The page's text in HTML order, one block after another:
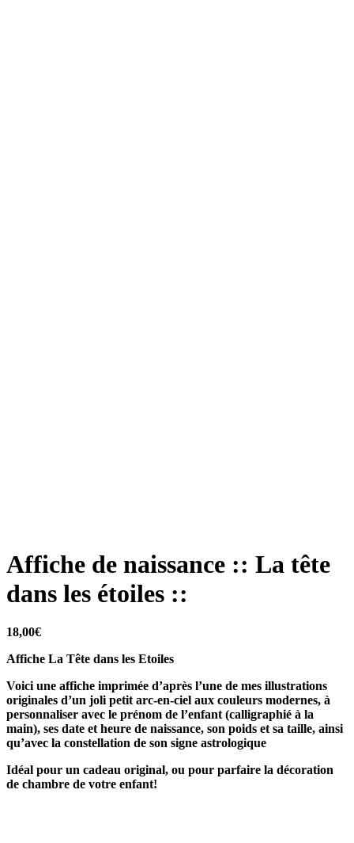
Affiche de naissance :: La tête
dans les étoiles ::
18,00€
Affiche La Tête dans les Etoiles
Voici une affiche imprimée d’après l’une de mes illustrations
originales d’un joli petit arc-en-ciel aux couleurs modernes, à
personnaliser avec le prénom de l’enfant (calligraphié à la
main), ses date et heure de naissance, son poids et sa taille, ainsi
qu’avec la constellation de son signe astrologique
Idéal pour un cadeau original, ou pour parfaire la décoration
de chambre de votre enfant!